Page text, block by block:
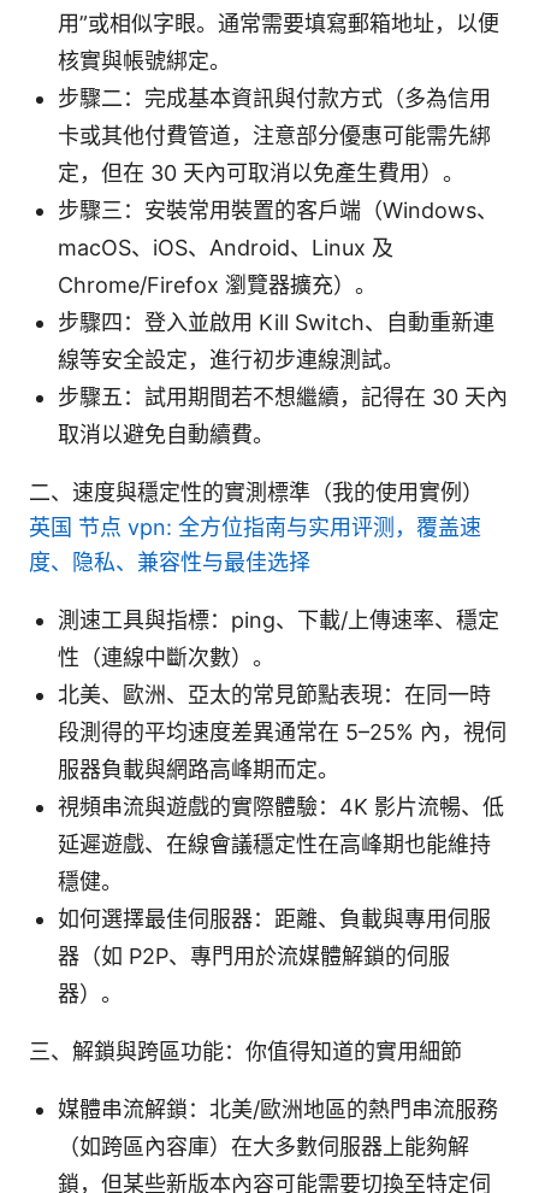
用”或相似字眼。通常需要填寫郵箱地址，以便
核實與帳號綁定。
步驟二：完成基本資訊與付款方式（多為信用
卡或其他付費管道，注意部分優惠可能需先綁
定，但在 30 天內可取消以免產生費用）。
步驟三：安裝常用裝置的客戶端（Windows、
macOS、iOS、Android、Linux 及
Chrome/Firefox 瀏覽器擴充）。
步驟四：登入並啟用 Kill Switch、自動重新連
線等安全設定，進行初步連線測試。
步驟五：試用期間若不想繼續，記得在 30 天內
取消以避免自動續費。
二、速度與穩定性的實測標準（我的使用實例）
英国 节点 vpn: 全方位指南与实用评测，覆盖速
度、隐私、兼容性与最佳选择
測速工具與指標：ping、下載/上傳速率、穩定
性（連線中斷次數）。
北美、歐洲、亞太的常見節點表現：在同一時
段測得的平均速度差異通常在 5–25% 內，視伺
服器負載與網路高峰期而定。
視頻串流與遊戲的實際體驗：4K 影片流暢、低
延遲遊戲、在線會議穩定性在高峰期也能維持
穩健。
如何選擇最佳伺服器：距離、負載與專用伺服
器（如 P2P、專門用於流媒體解鎖的伺服
器）。
三、解鎖與跨區功能：你值得知道的實用細節
媒體串流解鎖：北美/歐洲地區的熱門串流服務
（如跨區內容庫）在大多數伺服器上能夠解
鎖，但某些新版本內容可能需要切換至特定伺